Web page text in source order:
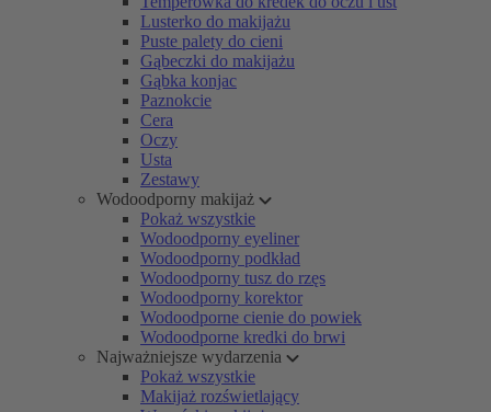
Lusterko do makijażu
Puste palety do cieni
Gąbeczki do makijażu
Gąbka konjac
Paznokcie
Cera
Oczy
Usta
Zestawy
Wodoodporny makijaż
Pokaż wszystkie
Wodoodporny eyeliner
Wodoodporny podkład
Wodoodporny tusz do rzęs
Wodoodporny korektor
Wodoodporne cienie do powiek
Wodoodporne kredki do brwi
Najważniejsze wydarzenia
Pokaż wszystkie
Makijaż rozświetlający